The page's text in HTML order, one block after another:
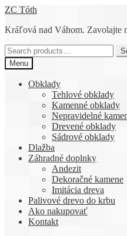
Preskočiť
navigáciu
Preskočiť
obsah
ZC Tóth
Kráľová nad Váhom. Zavolajte
Search
for:Menu
Obklady
Tehlové obklady
Kamenné obklady
Nepravidelné
Drevené obklady
Sádrové obklady
Dlažba
Záhradné doplnky
Andezit
Dekoračné kamene
Imitácia dreva
Palivové drevo do krbu
Ako nakupovať
Kontakt